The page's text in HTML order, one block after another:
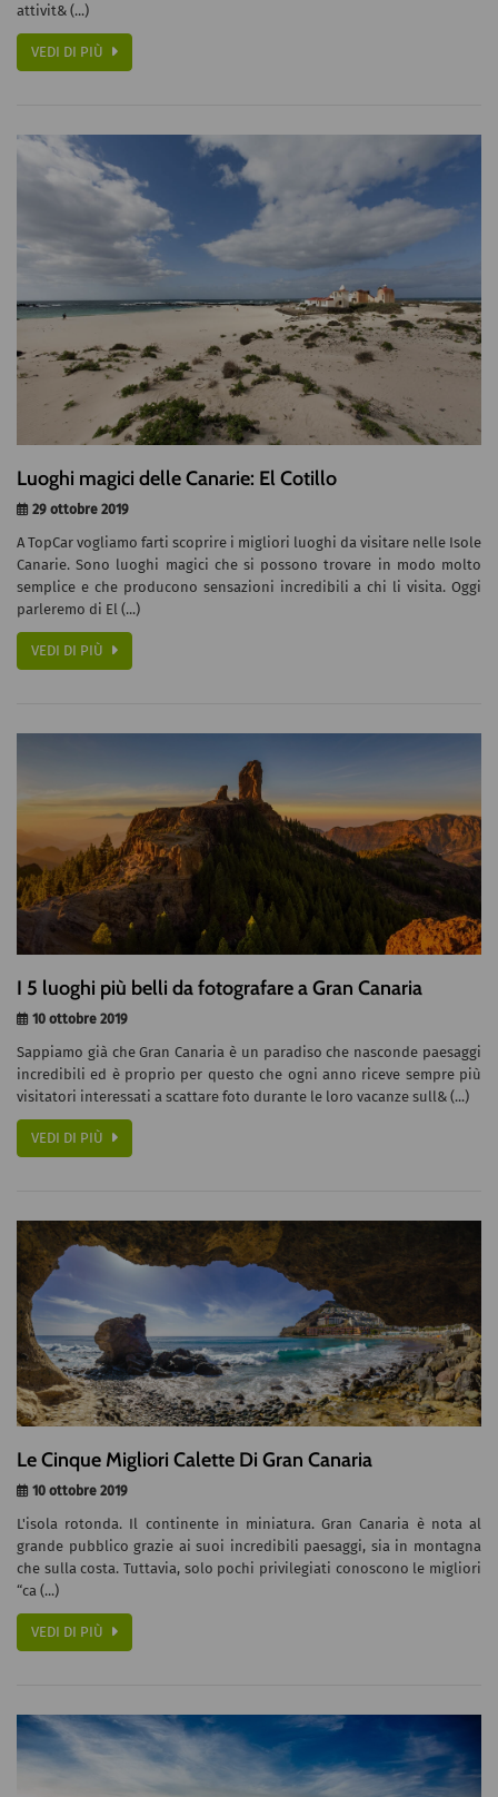
attivit& (...)
VEDI DI PIÙ
Luoghi magici delle Canarie: El Cotillo
29 ottobre 2019
A TopCar vogliamo farti scoprire i migliori luoghi da visitare nelle Isole
Canarie. Sono luoghi magici che si possono trovare in modo molto
semplice e che producono sensazioni incredibili a chi li visita. Oggi
parleremo di El (...)
VEDI DI PIÙ
I 5 luoghi più belli da fotografare a Gran Canaria
10 ottobre 2019
Sappiamo già che Gran Canaria è un paradiso che nasconde paesaggi
incredibili ed è proprio per questo che ogni anno riceve sempre più
visitatori interessati a scattare foto durante le loro vacanze sull& (...)
VEDI DI PIÙ
Le Cinque Migliori Calette Di Gran Canaria
10 ottobre 2019
L'isola rotonda. Il continente in miniatura. Gran Canaria è nota al
grande pubblico grazie ai suoi incredibili paesaggi, sia in montagna
che sulla costa. Tuttavia, solo pochi privilegiati conoscono le migliori
“ca (...)
VEDI DI PIÙ